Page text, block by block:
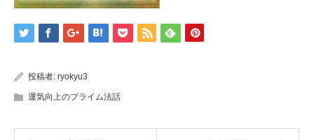
投稿者: ryokyu3
運気向上のプライム法話